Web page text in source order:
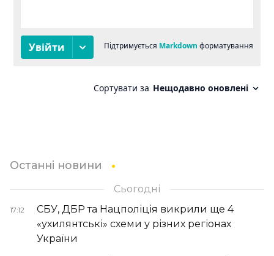
Останні новини
Сьогодні
17:12
СБУ, ДБР та Нацполіція викрили ще 4
«ухилянтські» схеми у різних регіонах
України